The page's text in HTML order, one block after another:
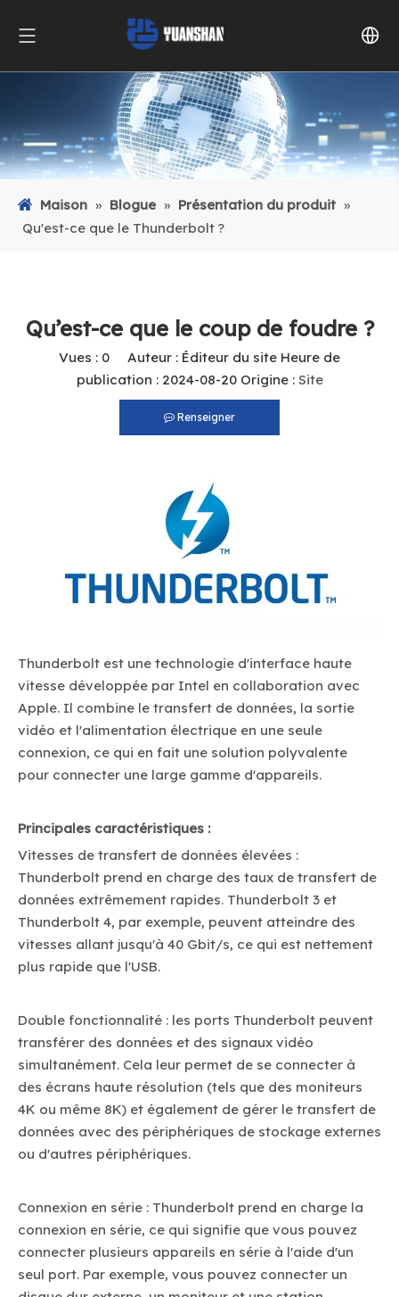
Maison » Blogue » Présentation du produit »
Qu'est-ce que le Thunderbolt ?
Qu’est-ce que le coup de foudre ?
Vues : 0 Auteur : Éditeur du site Heure de
publication : 2024-08-20 Origine : Site
Renseigner
Thunderbolt est une technologie d'interface haute
vitesse développée par Intel en collaboration avec
Apple. Il combine le transfert de données, la sortie
vidéo et l'alimentation électrique en une seule
connexion, ce qui en fait une solution polyvalente
pour connecter une large gamme d'appareils.
Principales caractéristiques :
Vitesses de transfert de données élevées :
Thunderbolt prend en charge des taux de transfert de
données extrêmement rapides. Thunderbolt 3 et
Thunderbolt 4, par exemple, peuvent atteindre des
vitesses allant jusqu'à 40 Gbit/s, ce qui est nettement
plus rapide que l'USB.
Double fonctionnalité : les ports Thunderbolt peuvent
transférer des données et des signaux vidéo
simultanément. Cela leur permet de se connecter à
des écrans haute résolution (tels que des moniteurs
4K ou même 8K) et également de gérer le transfert de
données avec des périphériques de stockage externes
ou d'autres périphériques.
Connexion en série : Thunderbolt prend en charge la
connexion en série, ce qui signifie que vous pouvez
connecter plusieurs appareils en série à l'aide d'un
seul port. Par exemple, vous pouvez connecter un